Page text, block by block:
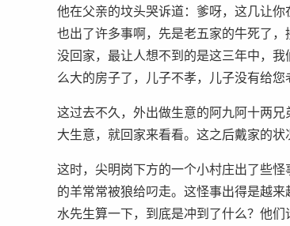
他在父亲的坟头哭诉道：爹呀，这几让
也出了许多事啊，先是老五家的牛死了
没回家，最让人想不到的是这三年中，
么大的房子了，儿子不孝，儿子没有给
这过去不久，外出做生意的阿九阿十两
大生意，就回家来看看。这之后戴家的状
这时，尖明岗下方的一个小村庄出了些
的羊常常被狼给叼走。这怪事出得是越
水先生算一下，到底是冲到了什么？他